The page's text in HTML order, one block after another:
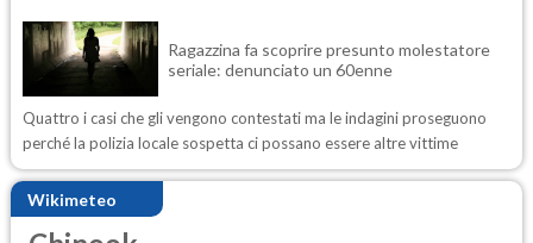
Ragazzina fa scoprire presunto molestatore
seriale: denunciato un 60enne
Quattro i casi che gli vengono contestati ma le indagini proseguono
perché la polizia locale sospetta ci possano essere altre vittime
Wikimeteo